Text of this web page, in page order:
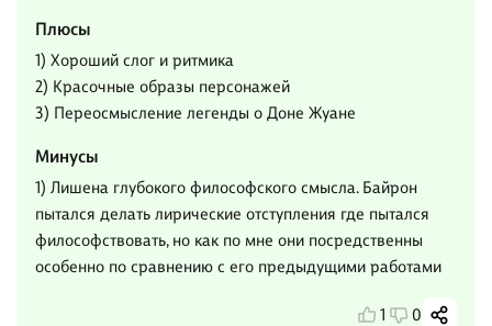
Плюсы
1) Хороший слог и ритмика
2) Красочные образы персонажей
3) Переосмысление легенды о Доне Жуане
Минусы
1) Лишена глубокого философского смысла. Байрон
пытался делать лирические отступления где пытался
философствовать, но как по мне они посредственны
особенно по сравнению с его предыдущими работами
1 0